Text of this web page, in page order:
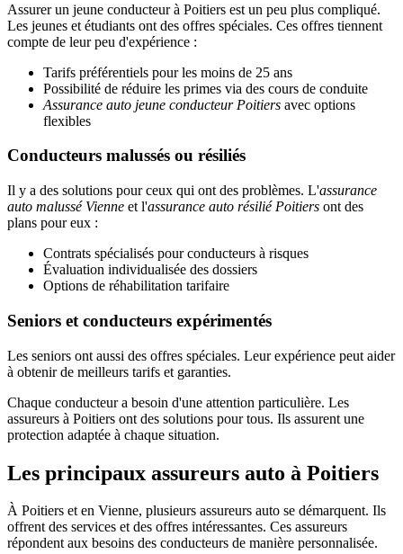
Assurer un jeune conducteur à Poitiers est un peu plus compliqué.
Les jeunes et étudiants ont des offres spéciales. Ces offres tiennent
compte de leur peu d'expérience :
Tarifs préférentiels pour les moins de 25 ans
Possibilité de réduire les primes via des cours de conduite
Assurance auto jeune conducteur Poitiers avec options
flexibles
Conducteurs malussés ou résiliés
Il y a des solutions pour ceux qui ont des problèmes. L'assurance
auto malussé Vienne et l'assurance auto résilié Poitiers ont des
plans pour eux :
Contrats spécialisés pour conducteurs à risques
Évaluation individualisée des dossiers
Options de réhabilitation tarifaire
Seniors et conducteurs expérimentés
Les seniors ont aussi des offres spéciales. Leur expérience peut aider
à obtenir de meilleurs tarifs et garanties.
Chaque conducteur a besoin d'une attention particulière. Les
assureurs à Poitiers ont des solutions pour tous. Ils assurent une
protection adaptée à chaque situation.
Les principaux assureurs auto à Poitiers
À Poitiers et en Vienne, plusieurs assureurs auto se démarquent. Ils
offrent des services et des offres intéressantes. Ces assureurs
répondent aux besoins des conducteurs de manière personnalisée.